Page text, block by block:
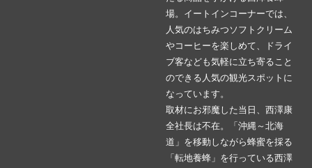
場。イートインコーナーでは、
人気のはちみつソフトクリーム
やコーヒーを楽しめて、ドライ
ブ客なども気軽に立ち寄ること
のできる人気の観光スポットに
なっています。
取材にお邪魔した当日、西澤康
全社長は不在。「沖縄～北海
道」を移動しながら蜂蜜を採る
「転地養蜂」を行っている西澤